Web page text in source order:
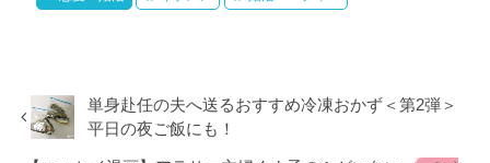
単身赴任の夫へ送るおすすめ冷凍おかず＜第2弾＞
平日の夜ご飯にも！